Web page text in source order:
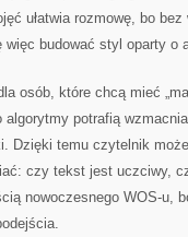
ułatwia rozmowę, bo
budować styl oparty o
osób, które chcą mieć
algorytmy potrafią
Dzięki temu czytelnik
czy tekst jest uczciwy,
nowoczesnego WOS-u,